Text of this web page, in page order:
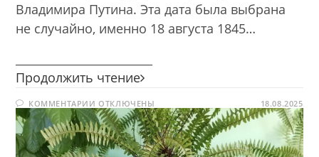
Владимира Путина. Эта дата была выбрана
не случайно, именно 18 августа 1845…
Продолжить чтение Праздник
и
открытий
КОММЕНТАРИИ К
ЗАПИСИ
ПРАЗДНИК
ПУТЕШЕСТВИЙ
И
ОТКРЫТИЙ
ОТКЛЮЧЕНЫ 18.08.2025